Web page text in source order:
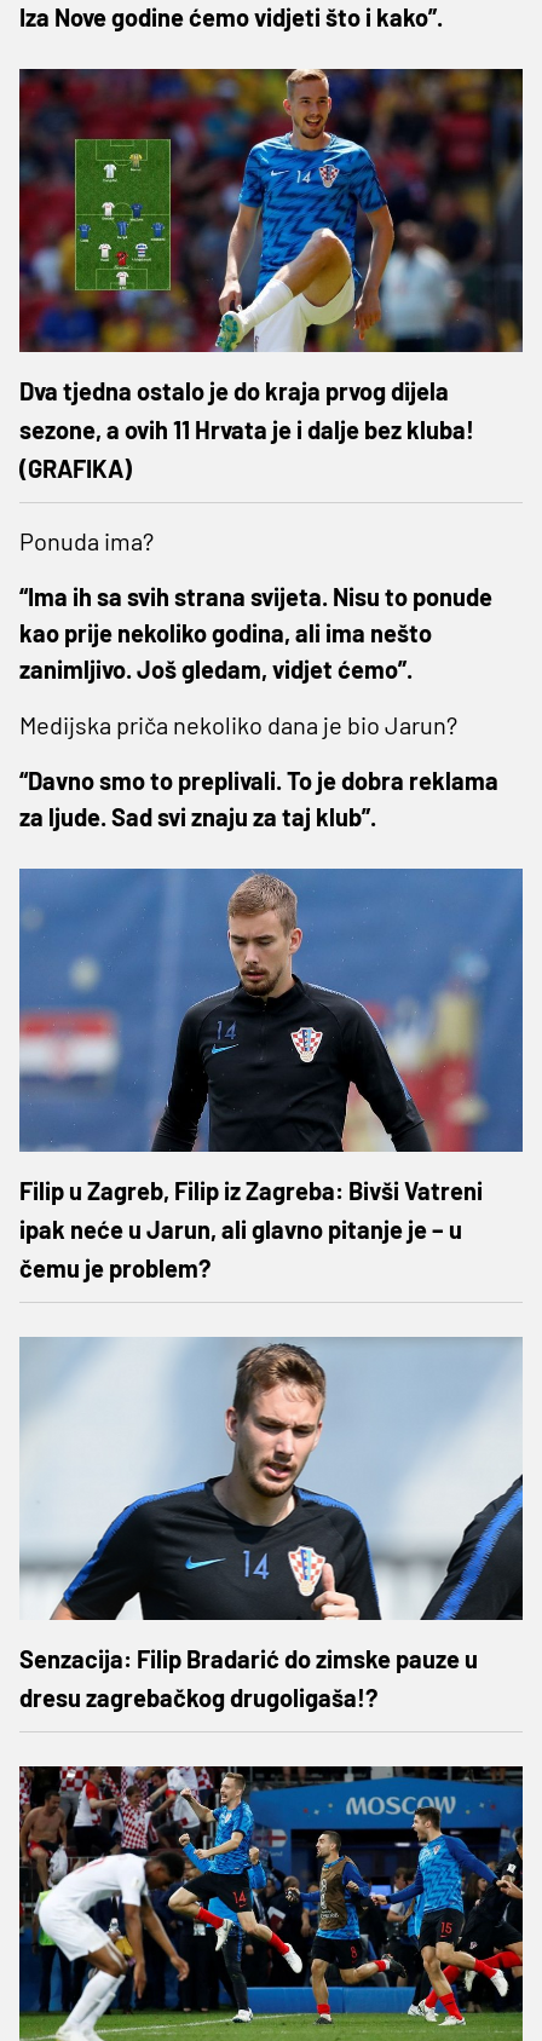
Iza Nove godine ćemo vidjeti što i kako”.
Dva tjedna ostalo je do kraja prvog dijela
sezone, a ovih 11 Hrvata je i dalje bez kluba!
(GRAFIKA)
Ponuda ima?
“Ima ih sa svih strana svijeta. Nisu to ponude
kao prije nekoliko godina, ali ima nešto
zanimljivo. Još gledam, vidjet ćemo”.
Medijska priča nekoliko dana je bio Jarun?
“Davno smo to preplivali. To je dobra reklama
za ljude. Sad svi znaju za taj klub”.
Filip u Zagreb, Filip iz Zagreba: Bivši Vatreni
ipak neće u Jarun, ali glavno pitanje je – u
čemu je problem?
Senzacija: Filip Bradarić do zimske pauze u
dresu zagrebačkog drugoligaša!?